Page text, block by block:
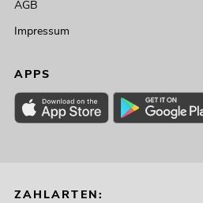
AGB
Impressum
APPS
ZAHLARTEN: